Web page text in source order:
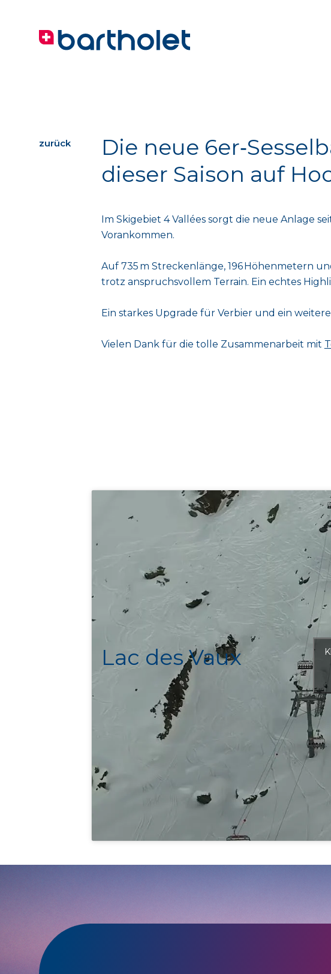
Die neue
dieser Saison auf
Im Skigebiet 4 Vallées sorgt die neue Anlage
Vorankommen.
Auf 735 m Streckenlänge, 196 Höhenmetern
trotz anspruchsvollem Terrain. Ein echtes
Ein starkes Upgrade für Verbier und ein
Vielen Dank für die tolle Zusammenarbeit mit
zurück
Lac des Vaux